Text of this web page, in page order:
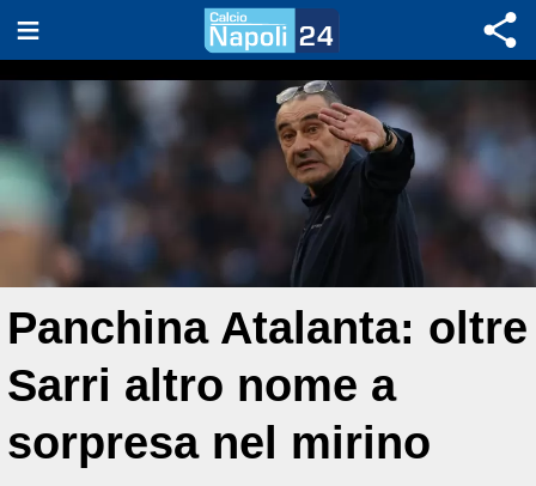
Panchina Atalanta: oltre
Sarri altro nome a
sorpresa nel mirino